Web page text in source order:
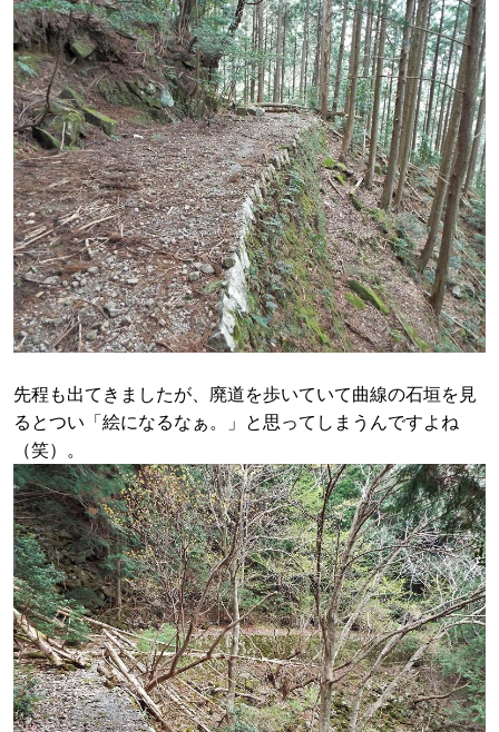
先程も出てきましたが、廃道を歩いていて曲線の石垣を見
るとつい「絵になるなぁ。」と思ってしまうんですよね
（笑）。